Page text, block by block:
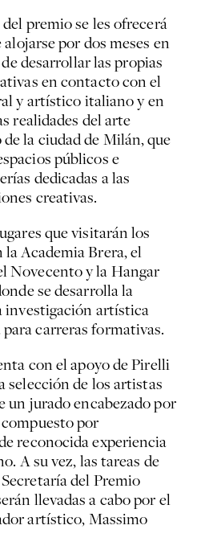
premio se les ofrecerá
por dos meses en
desarrollar las propias
en contacto con el
y artístico italiano y en
realidades del arte
la ciudad de Milán, que
públicos e
dedicadas a las
creativas.
que visitarán los
la Academia Brera, el
Novecento y la Hangar
se desarrolla la
investigación artística
carreras formativas.
con el apoyo de Pirelli
selección de los artistas
un jurado encabezado por
por
reconocida experiencia
A su vez, las tareas de
del Premio
llevadas a cabo por el
artístico, Massimo